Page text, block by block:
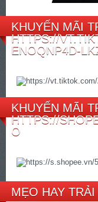
KHUYẾN MÃI
HTTPS://
ENOQNP4D-
KHUYẾN MÃI
HTTPS://
O
MẸO HAY